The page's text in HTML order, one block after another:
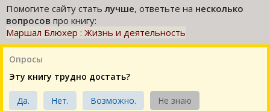
Помогите сайту статьлучше, ответьте на несколько
вопросов про книгу:
Маршал Блюхер : Жизнь и деятельность
Опросы
Эту книгу трудно достать?
Да. Нет. Возможно. Не знаю